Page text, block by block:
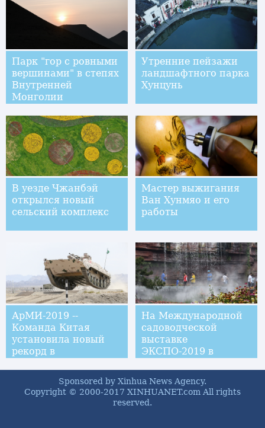
Парк "гор с ровными
вершинами" в степях
Внутренней
Монголии
Утренние пейзажи
ландшафтного парка
Хунцунь
В уезде Чжанбэй
открылся новый
сельский комплекс
Мастер выжигания
Ван Хунмяо и его
работы
АрМИ-2019 --
Команда Китая
установила новый
рекорд в
"Суворовского
натиска"
На Международной
садоводческой
выставке
ЭКСПО-2019 в
Гуйчжоу"
Sponsored by Xinhua News Agency.
Copyright © 2000-2017 XINHUANET.com All rights
reserved.